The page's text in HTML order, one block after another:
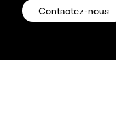
Contactez-nous